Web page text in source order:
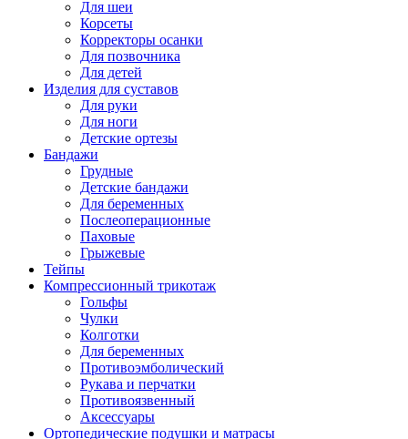
Для шеи
Корсеты
Корректоры осанки
Для позвочника
Для детей
Изделия для суставов
Для руки
Для ноги
Детские ортезы
Бандажи
Грудные
Детские бандажи
Для беременных
Послеоперационные
Паховые
Грыжевые
Тейпы
Компрессионный трикотаж
Гольфы
Чулки
Колготки
Для беременных
Противоэмболический
Рукава и перчатки
Противоязвенный
Аксессуары
Ортопедические подушки и матрасы